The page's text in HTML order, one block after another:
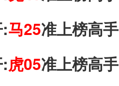
马25准上榜高手
虎05准上榜高手